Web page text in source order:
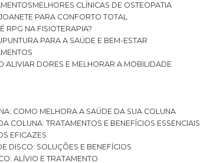
MELHORES CLÍNICAS DE OSTEOPATIA
JOANETE PARA CONFORTO TOTAL
É RPG NA FISIOTERAPIA?
PARA A SAÚDE E BEM-ESTAR
ALIVIAR DORES E MELHORAR A MOBILIDADE
COMO MELHORA A SAÚDE DA SUA COLUNA
DA COLUNA: TRATAMENTOS E BENEFÍCIOS ESSENCIAIS
EFICAZES
DISCO: SOLUÇÕES E BENEFÍCIOS
ALÍVIO E TRATAMENTO